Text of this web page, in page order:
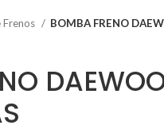
BOMBA FRENO